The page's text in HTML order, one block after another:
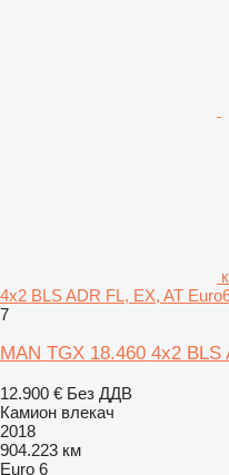
4x2 BLS ADR FL, EX, AT
7
MAN TGX 18.460 4x2
12.900 € Без ДДВ
Камион влекач
2018
904.223 км
Euro 6